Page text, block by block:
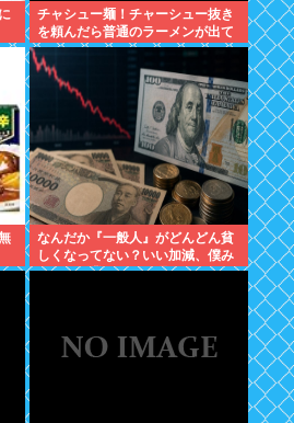
チャシュー麺！チャーシュー抜き
を頼んだら普通のラーメンが出て
きたんだが、これっておかしくね
え？
なんだか『一般人』がどんどん貧
しくなってない？いい加減、僕み
たいに副業したら？週に2日休む